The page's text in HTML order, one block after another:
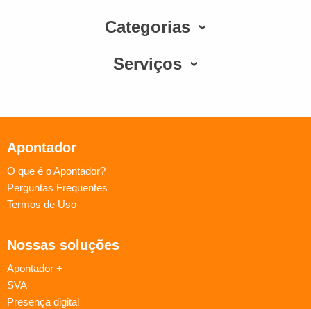
Categorias
Serviços
Apontador
O que é o Apontador?
Perguntas Frequentes
Termos de Uso
Nossas soluções
Apontador +
SVA
Presença digital